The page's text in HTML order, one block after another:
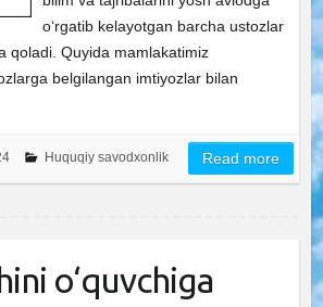
o‘rgatib kelayotgan barcha ustozlar
qoladi. Quyida mamlakatimiz
belgilangan imtiyozlar bilan
Huquqiy savodxonlik Read more
o‘quvchiga